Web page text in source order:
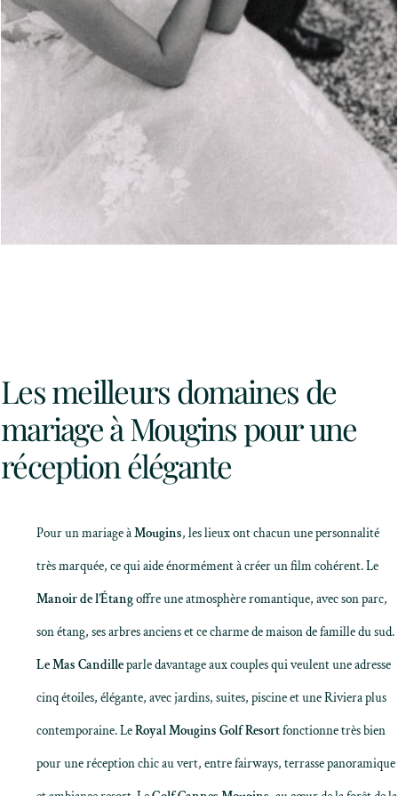
Les meilleurs domaines de
mariage à Mougins pour une
réception élégante
Pour un mariage àMougins, les lieux ont chacun une personnalité
très marquée, ce qui aide énormément à créer un film cohérent. Le
Manoir de l’Étangoffre une atmosphère romantique, avec son parc,
son étang, ses arbres anciens et ce charme de maison de famille du sud.
Le Mas Candilleparle davantage aux couples qui veulent une adresse
cinq étoiles, élégante, avec jardins, suites, piscine et une Riviera plus
contemporaine. LeRoyal Mougins Golf Resortfonctionne très bien
pour une réception chic au vert, entre fairways, terrasse panoramique